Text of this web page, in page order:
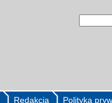
Polityka
Redakcja